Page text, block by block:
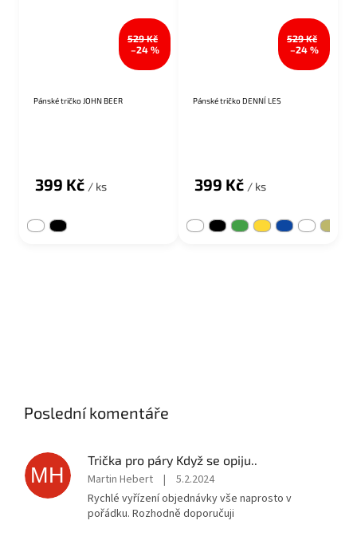
529 Kč
–24 %
Pánské tričko JOHN BEER
399 Kč / ks
529 Kč
–24 %
Pánské tričko DENNÍ LES
399 Kč / ks
Poslední komentáře
MH
Trička pro páry Když se opiju..
Martin Hebert |
5.2.2024
Rychlé vyřízení objednávky vše naprosto v
pořádku. Rozhodně doporučuji